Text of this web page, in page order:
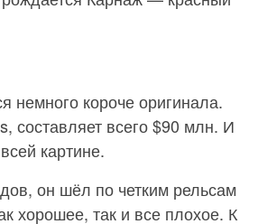
немного короче оригинала.
составляет всего $90 млн. И
картине.
он шёл по четким рельсам
хорошее, так и все плохое. К